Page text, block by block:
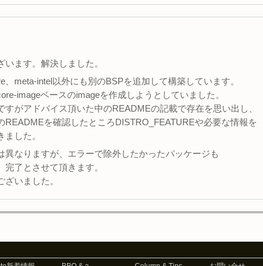
います。解決しました。
、meta-intel以外にも別のBSPを追加して構築しています。
imageベースのimageを作成しようとしていました。
すがアドバイス頂いた中のREADMEの記載で存在を思い出し、
READMEを確認したところDISTRO_FEATUREや必要な情報を
ました。
異なりますが、エラーで除外したかったパッケージも
了とさせて頂きます。
ざいました。